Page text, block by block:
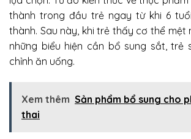
thành trong đầu trẻ ngay từ khi 6
thành. Sau này, khi trẻ thấy cơ thể mệt
những biểu hiện cần bổ sung sắt, trẻ
chỉnh ăn uống.
Xem thêm Sản phẩm bổ sung cho
thai